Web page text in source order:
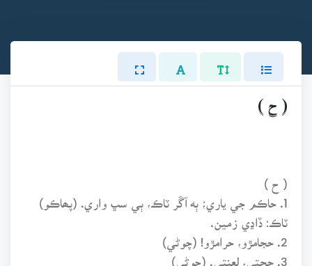
( ح )
( ح )
1. حاڪم جي ياري؛ ٻه آڱر ٽاڪ، ٻي سڀ واري. (پھاڪو)
ٽاڪ: ڏاڍي زمين.